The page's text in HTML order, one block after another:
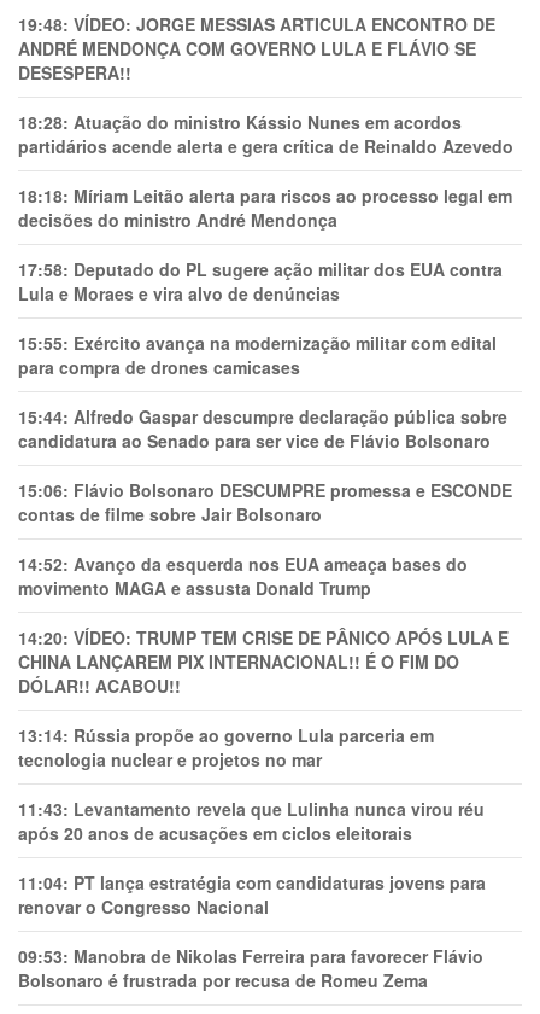
19:48: VÍDEO: JORGE MESSIAS ARTICULA ENCONTRO DE
ANDRÉ MENDONÇA COM GOVERNO LULA E FLÁVIO SE
DESESPERA!!
18:28: Atuação do ministro Kássio Nunes em acordos
partidários acende alerta e gera crítica de Reinaldo Azevedo
18:18: Míriam Leitão alerta para riscos ao processo legal em
decisões do ministro André Mendonça
17:58: Deputado do PL sugere ação militar dos EUA contra
Lula e Moraes e vira alvo de denúncias
15:55: Exército avança na modernização militar com edital
para compra de drones camicases
15:44: Alfredo Gaspar descumpre declaração pública sobre
candidatura ao Senado para ser vice de Flávio Bolsonaro
15:06: Flávio Bolsonaro DESCUMPRE promessa e ESCONDE
contas de filme sobre Jair Bolsonaro
14:52: Avanço da esquerda nos EUA ameaça bases do
movimento MAGA e assusta Donald Trump
14:20: VÍDEO: TRUMP TEM CRlSE DE PÂNlCO APÓS LULA E
CHINA LANÇAREM PIX INTERNACIONAL!! É O FIM DO
DÓLAR!! ACABOU!!
13:14: Rússia propõe ao governo Lula parceria em
tecnologia nuclear e projetos no mar
11:43: Levantamento revela que Lulinha nunca virou réu
após 20 anos de acusações em ciclos eleitorais
11:04: PT lança estratégia com candidaturas jovens para
renovar o Congresso Nacional
09:53: Manobra de Nikolas Ferreira para favorecer Flávio
Bolsonaro é frustrada por recusa de Romeu Zema